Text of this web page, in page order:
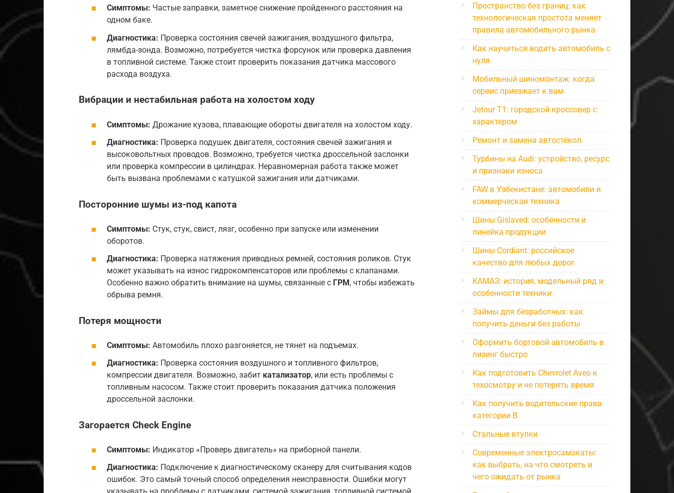
Симптомы: Частые заправки, заметное снижение пройденного расстояния на
одном баке.
Диагностика: Проверка состояния свечей зажигания, воздушного фильтра,
лямбда-зонда. Возможно, потребуется чистка форсунок или проверка давления
в топливной системе. Также стоит проверить показания датчика массового
расхода воздуха.
Вибрации и нестабильная работа на холостом ходу
Симптомы: Дрожание кузова, плавающие обороты двигателя на холостом ходу.
Диагностика: Проверка подушек двигателя, состояния свечей зажигания и
высоковольтных проводов. Возможно, требуется чистка дроссельной заслонки
или проверка компрессии в цилиндрах. Неравномерная работа также может
быть вызвана проблемами с катушкой зажигания или датчиками.
Посторонние шумы из-под капота
Симптомы: Стук, стук, свист, лязг, особенно при запуске или изменении
оборотов.
Диагностика: Проверка натяжения приводных ремней, состояния роликов. Стук
может указывать на износ гидрокомпенсаторов или проблемы с клапанами.
Особенно важно обратить внимание на шумы, связанные с ГРМ, чтобы избежать
обрыва ремня.
Потеря мощности
Симптомы: Автомобиль плохо разгоняется, не тянет на подъемах.
Диагностика: Проверка состояния воздушного и топливного фильтров,
компрессии двигателя. Возможно, забит катализатор, или есть проблемы с
топливным насосом. Также стоит проверить показания датчика положения
дроссельной заслонки.
Загорается Check Engine
Симптомы: Индикатор «Проверь двигатель» на приборной панели.
Диагностика: Подключение к диагностическому сканеру для считывания кодов
ошибок. Это самый точный способ определения неисправности. Ошибки могут
Пространство без границ: как
технологическая простота меняет
правила автомобильного рынка
Как научиться водить автомобиль с
нуля
Мобильный шиномонтаж: когда
сервис приезжает к вам
Jetour T1: городской кроссовер с
характером
Ремонт и замена автостёкол
Турбины на Audi: устройство, ресурс
и признаки износа
FAW в Узбекистане: автомобили и
коммерческая техника
Шины Gislaved: особенности и
линейка продукции
Шины Cordiant: российское
качество для любых дорог
КАМАЗ: история, модельный ряд и
особенности техники
Займы для безработных: как
получить деньги без работы
Оформить бортовой автомобиль в
лизинг быстро
Как подготовить Chevrolet Aveo к
техосмотру и не потерять время
Как получить водительские права
категории B
Стальные втулки
Современные электросамокаты:
как выбрать, на что смотреть и
чего ожидать от рынка